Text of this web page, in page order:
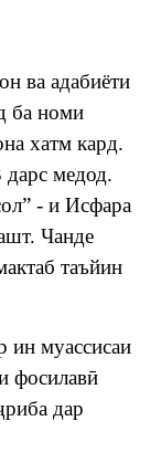
ва адабиёти
ба номи
хатм кард.
медод.
- и Исфара
. Чанде
таъйин
ин муассисаи
фосилавӣ
риба дар